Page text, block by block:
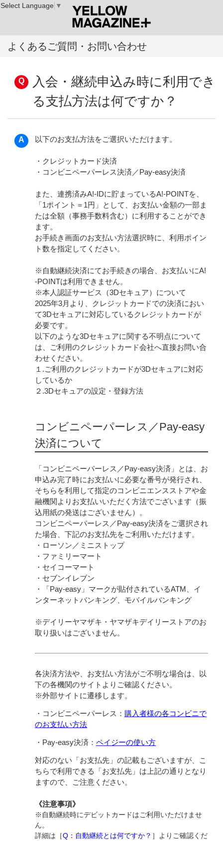
よくあるご質問・お問い合わせ
入会・継続申込み時に利用でき
る支払方法は何ですか？
以下のお支払方法をご選択いただけます。
・クレジットカード決済
・コンビニペーパーレス決済／Pay-easy決済
また、連携済みA!-IDに貯まっているA!-POINTを、
「1ポイント＝1円」として、お支払い金額の一部ま
たは全額（事務手数料含む）に利用することができ
ます。
お手続き画面のお支払い方法選択時に、利用ポイン
ト数を指定してください。
※自動継続決済にてお手続きの場合、お支払いにA!
-POINTは利用できません。
※本人認証サービス（3Dセキュア）について
2025年3月より、クレジットカードでの決済におい
て3Dセキュアに対応しているクレジットカードが
必要です。
以下のような3Dセキュアに関する不明点について
は、ご利用のクレジットカード会社へ直接お問い合
わせください。
１.ご利用のクレジットカードが3Dセキュアに対応
しているか
２.3Dセキュアの設定・登録方法
コンビニペーパーレス／Pay-easy
決済について
「コンビニペーパーレス／Pay-easy決済」とは、お
申込み完了時にお支払いに必要な番号が発行され、
そちらを利用して指定のコンビニエンスストアや金
融機関よりお支払いいただく方法でございます（振
込用紙の発送はございません）。
コンビニペーパーレス／Pay-easy決済をご選択され
た場合、下記のお支払先をご利用いただけます。
・ローソン／ミニストップ
・ファミリーマート
・セイコーマート
・セブンイレブン
・「Pay-easy」マークが貼付されているATM、イ
ンターネットバンキング、モバイルバンキング
※デイリーヤマザキ・ヤマザキデイリーストアのお
取り扱いはございません。
各決済方法や、お支払い方法がご不明な場合は、以
下の各機関のサイトよりご確認ください。
※外部サイトに遷移します。
・コンビニペーパーレス： 購入者様の各コンビニで
のお支払い方法
・Pay-easy決済： ペイジーの使い方
対応のない「お支払先」の記載もございますが、こ
ちらで利用できる「お支払先」は上記の通りとなり
ますので、ご注意ください。
《注意事項》
※自動継続時にデビットカードはご利用いただけませ
ん。
詳細は［Q：自動継続とは何ですか？ ］よりご確認くだ
Select Language ▼